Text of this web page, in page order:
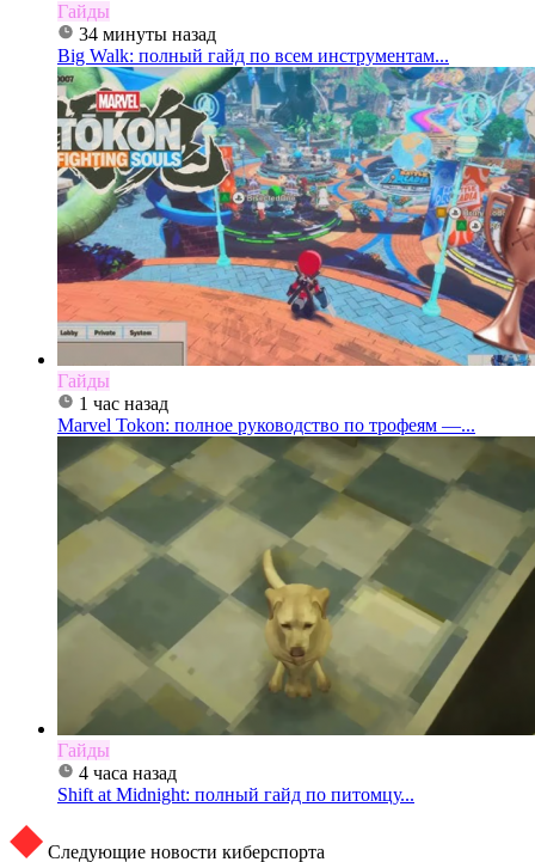
Гайды
34 минуты назад
Big Walk: полный гайд по всем инструментам...
Гайды
1 час назад
Marvel Tokon: полное руководство по трофеям —...
Гайды
4 часа назад
Shift at Midnight: полный гайд по питомцу...
Следующие новости киберспорта